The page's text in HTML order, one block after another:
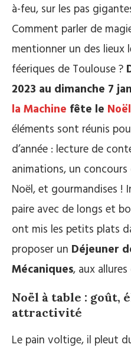
à-feu, sur les pas
Comment parler de
mentionner un des lieux
féeriques de Toulouse ?
2023 au dimanche 7
la Machine fête le
éléments sont réunis
d’année : lecture de
animations, un
Noël, et gourmandises !
paire avec de longs et
ont mis les petits plats
proposer un Déjeuner
Mécaniques, aux
Noël à table : goût,
attractivité
Le pain voltige, il pleut